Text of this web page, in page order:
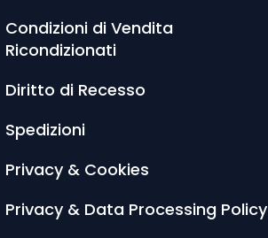
Condizioni di Vendita
Ricondizionati
Diritto di Recesso
Spedizioni
Privacy & Cookies
Privacy & Data Processing Policy